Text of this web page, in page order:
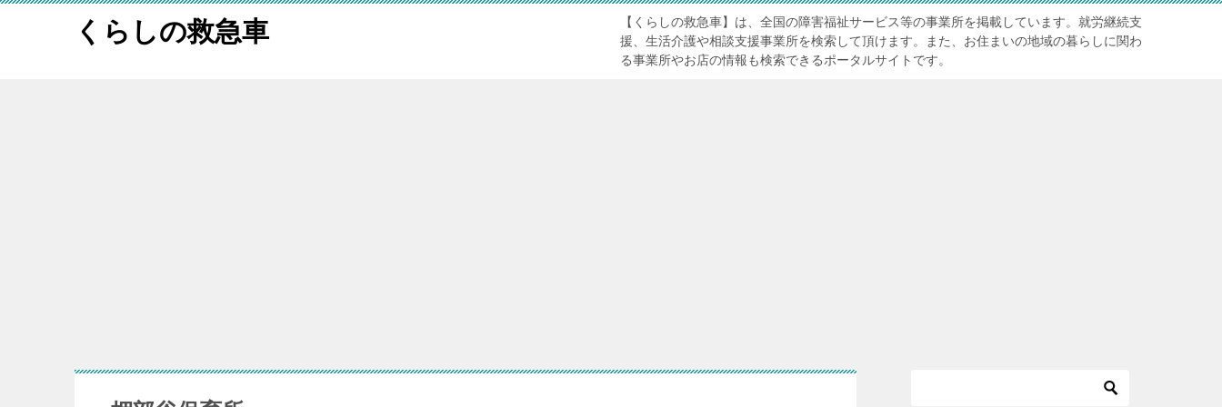
くらしの救急車
【くらしの救急車】は、全国の障害福祉サービス等の事業所を掲載しています。就労継続支
援、生活介護や相談支援事業所を検索して頂けます。また、お住まいの地域の暮らしに関わ
る事業所やお店の情報も検索できるポータルサイトです。